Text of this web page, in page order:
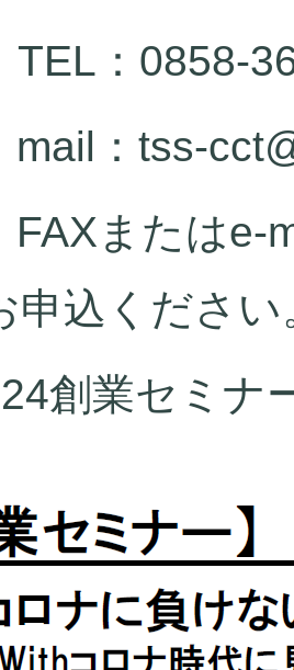
：0858-
またはe-
申込ください
創業セミナ